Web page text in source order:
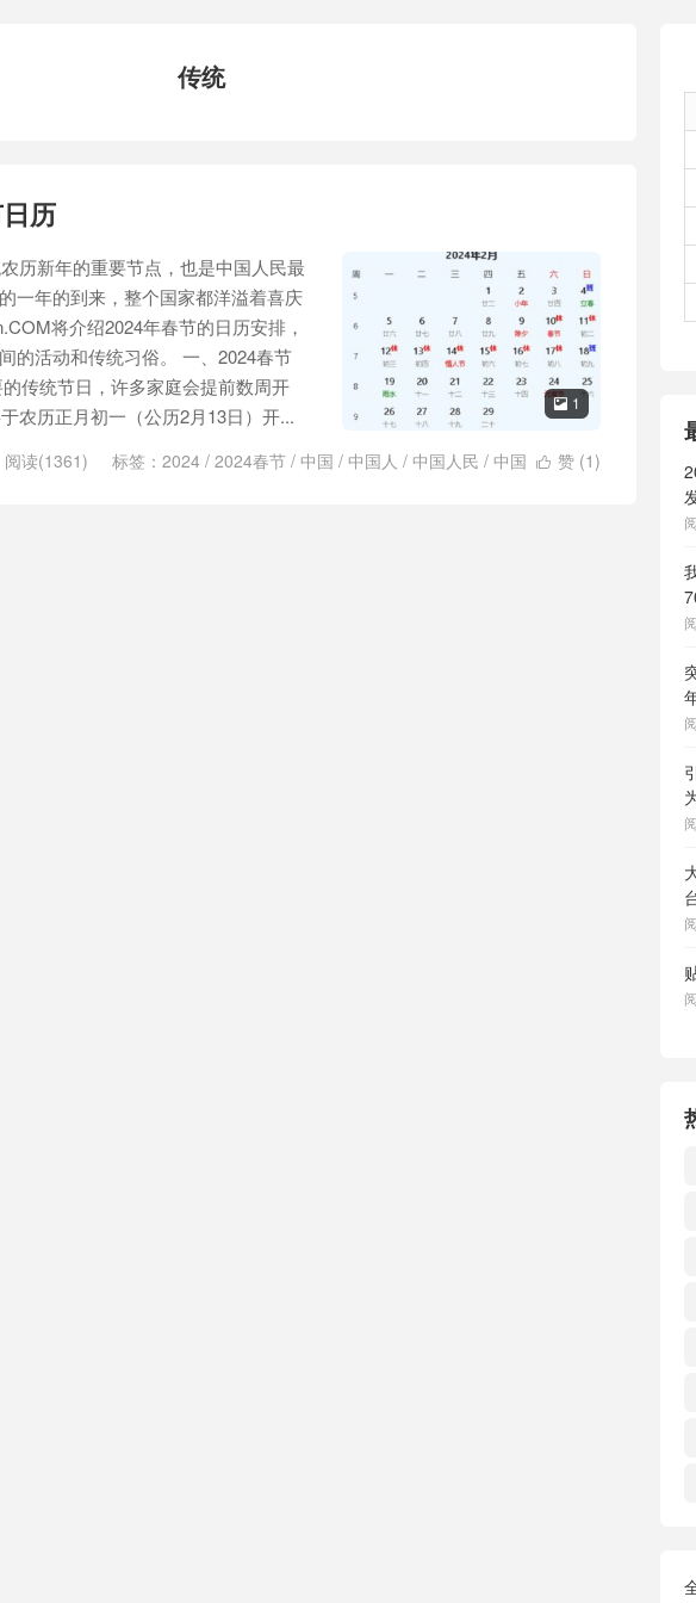
传统
历
 1
历新年的重要节点，也是中国人民最
一年的到来，整个国家都洋溢着喜庆
将介绍2024年春节的日历安排，
的活动和传统习俗。 一、2024春节
传统节日，许多家庭会提前数周开
农历正月初一（公历2月13日）开...
 赞 (1)
阅读(1361) 标签： 2024 / 2024春节 / 中国 / 中国人 / 中国人民 / 中国